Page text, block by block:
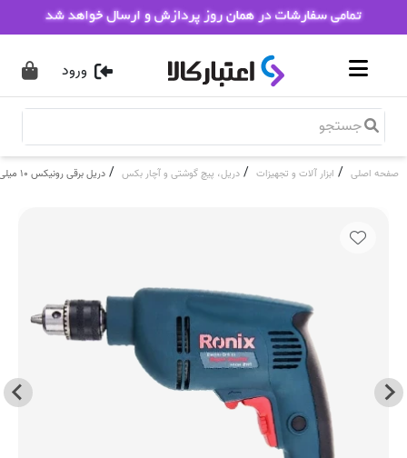
ورود
صفحه اصلی / ابزار آلات و تجهیزات / دریل، پیچ گوشتی و آچار بکس / دریل برقی رونیکس ۱۰ میلی‌متری ۴۸۰ وات مدل 2111